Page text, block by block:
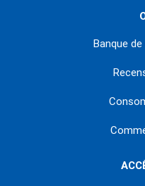
Banque